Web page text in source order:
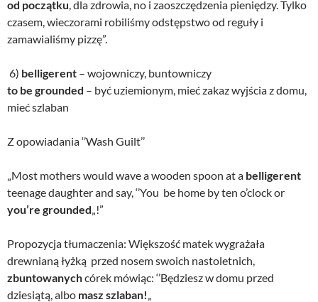
od początku, dla zdrowia, no i zaoszczędzenia pieniędzy. Tylko
czasem, wieczorami robiliśmy odstępstwo od reguły i
zamawialiśmy pizzę”.
6) belligerent – wojowniczy, buntowniczy
to be grounded – być uziemionym, mieć zakaz wyjścia z domu,
mieć szlaban
Z opowiadania ‘’Wash Guilt’’
„Most mothers would wave a wooden spoon at a belligerent
teenage daughter and say, ‘’You be home by ten o’clock or
you’re grounded„!”
Propozycja tłumaczenia: Większość matek wygrażała
drewnianą łyżką przed nosem swoich nastoletnich,
zbuntowanychcórek mówiąc: ‘’Będziesz w domu przed
dziesiątą, albo masz szlaban!„